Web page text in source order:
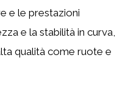
e le prestazioni
e la stabilità in curva,
qualità come ruote e